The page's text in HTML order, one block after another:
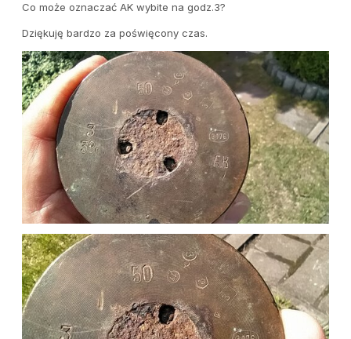
Co może oznaczać AK wybite na godz.3?
Dziękuję bardzo za poświęcony czas.